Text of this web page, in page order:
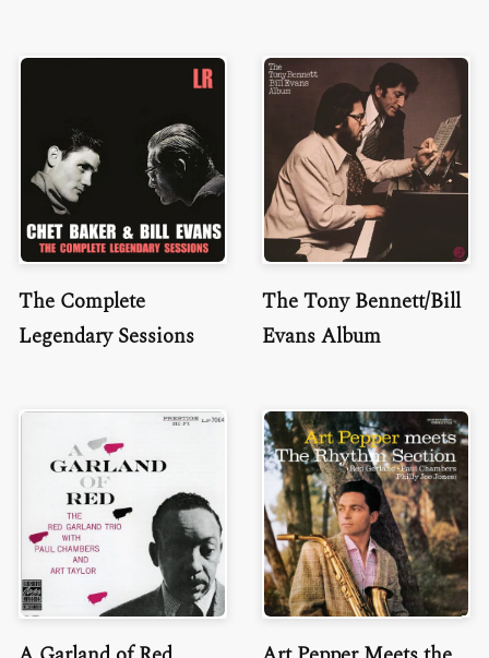
The Complete
Legendary Sessions
The Tony Bennett/Bill
Evans Album